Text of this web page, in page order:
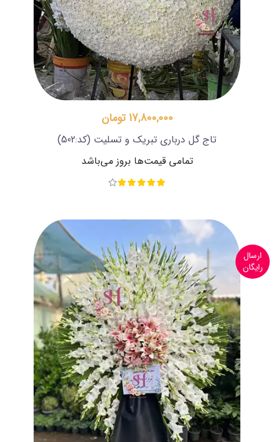
17,800,000 تومان
تاج گل درباری تبریک و تسلیت (کد:502)
تمامی قیمت‌ها بروز می‌باشد
ارسال
رایگان